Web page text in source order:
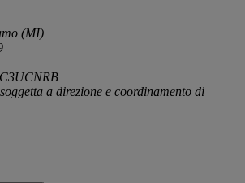
(MI)
a direzione e coordinamento di